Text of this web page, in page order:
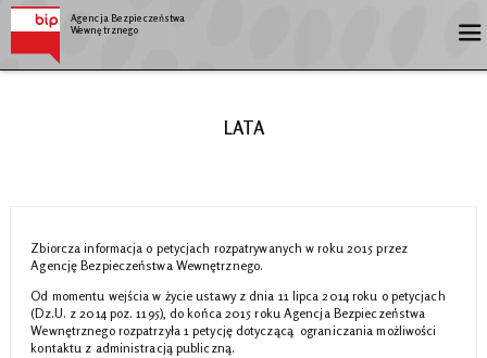
Agencja Bezpieczeństwa
Wewnętrznego
LATA
Zbiorcza informacja o petycjach rozpatrywanych w roku 2015 przez
Agencję Bezpieczeństwa Wewnętrznego.
Od momentu wejścia w życie ustawy z dnia 11 lipca 2014 roku o petycjach
(Dz.U. z 2014 poz. 1195), do końca 2015 roku Agencja Bezpieczeństwa
Wewnętrznego rozpatrzyła 1 petycję dotyczącą ograniczania możliwości
kontaktu z administracją publiczną.